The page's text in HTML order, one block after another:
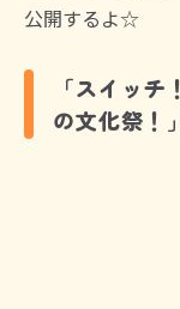
公開するよ☆
「スイッ
の文化祭！